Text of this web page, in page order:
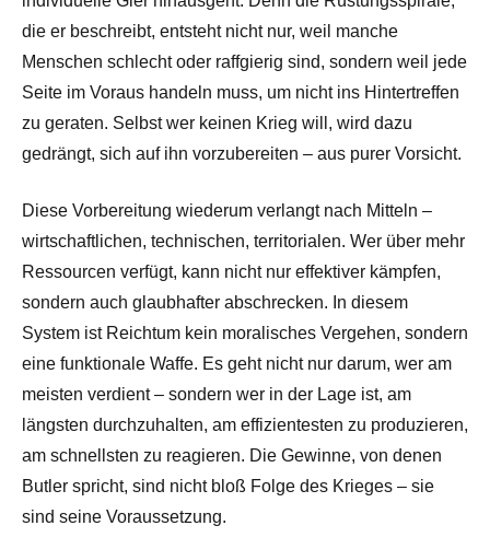
die er beschreibt, entsteht nicht nur, weil manche
Menschen schlecht oder raffgierig sind, sondern weil jede
Seite im Voraus handeln muss, um nicht ins Hintertreffen
zu geraten. Selbst wer keinen Krieg will, wird dazu
gedrängt, sich auf ihn vorzubereiten – aus purer Vorsicht.
Diese Vorbereitung wiederum verlangt nach Mitteln –
wirtschaftlichen, technischen, territorialen. Wer über mehr
Ressourcen verfügt, kann nicht nur effektiver kämpfen,
sondern auch glaubhafter abschrecken. In diesem
System ist Reichtum kein moralisches Vergehen, sondern
eine funktionale Waffe. Es geht nicht nur darum, wer am
meisten verdient – sondern wer in der Lage ist, am
längsten durchzuhalten, am effizientesten zu produzieren,
am schnellsten zu reagieren. Die Gewinne, von denen
Butler spricht, sind nicht bloß Folge des Krieges – sie
sind seine Voraussetzung.